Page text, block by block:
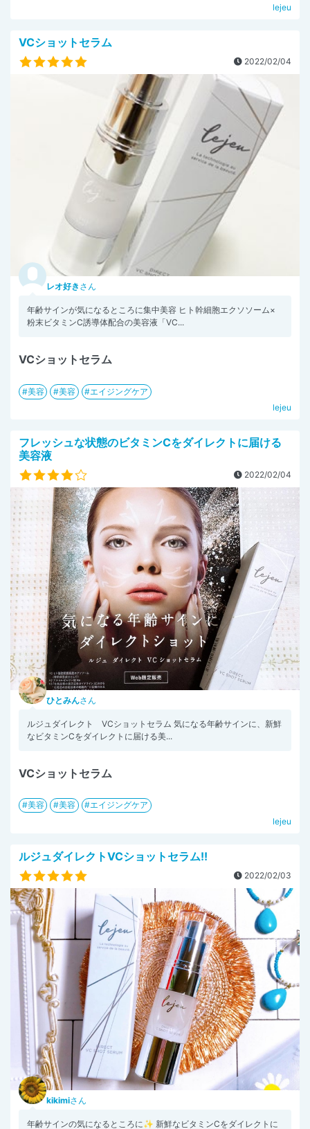
lejeu
VCショットセラム
2022/02/04
レオ好き さん
年齢サインが気になるところに集中美容 ヒト幹細胞エクソソーム×
粉末ビタミンC誘導体配合の美容液「VC...
VCショットセラム
美容 美容
エイジングケア
lejeu
フレッシュな状態のビタミンCをダイレクトに届ける
美容液
2022/02/04
ひとみんさん
ルジュダイレクト VCショットセラム 気になる年齢サインに、新鮮
なビタミンCをダイレクトに届ける美...
VCショットセラム
美容 美容
エイジングケア
lejeu
ルジュダイレクトVCショットセラム!!
2022/02/03
kikimiさん
年齢サインの気になるところに✨ 新鮮なビタミンCをダイレクトに